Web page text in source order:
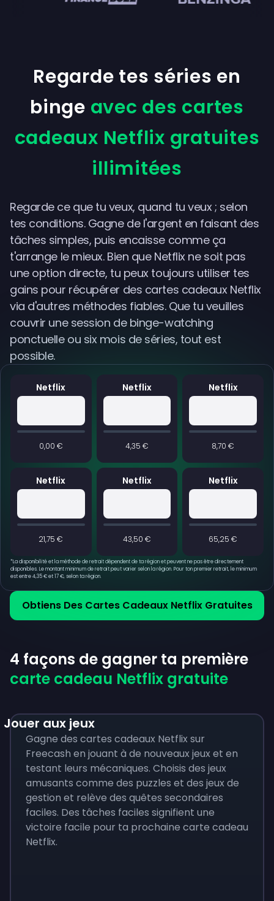
Obtiens Des Cartes Cadeaux Netflix Gratuites
Netflix
0,00 €
Netflix
4,35 €
Netflix
8,70 €
Netflix
21,75 €
Netflix
43,50 €
Netflix
65,25 €
*La disponibilité et la méthode de retrait dépendent de ta région et peuvent ne pas être directement
disponibles. Le montant minimum de retrait peut varier selon la région. Pour ton premier retrait, le minimum
est entre 4,35 € et 17 €, selon ta région.
Regarde tes séries en
binge avec des cartes
cadeaux Netflix gratuites
illimitées
Regarde ce que tu veux, quand tu veux ; selon
tes conditions. Gagne de l'argent en faisant des
tâches simples, puis encaisse comme ça
t'arrange le mieux. Bien que Netflix ne soit pas
une option directe, tu peux toujours utiliser tes
gains pour récupérer des cartes cadeaux Netflix
via d'autres méthodes fiables. Que tu veuilles
couvrir une session de binge-watching
ponctuelle ou six mois de séries, tout est
possible.
4 façons de gagner ta première
carte cadeau Netflix gratuite
Jouer aux jeux
Gagne des cartes cadeaux Netflix sur
Freecash en jouant à de nouveaux jeux et en
testant leurs mécaniques. Choisis des jeux
amusants comme des puzzles et des jeux de
gestion et relève des quêtes secondaires
faciles. Des tâches faciles signifient une
victoire facile pour ta prochaine carte cadeau
Netflix.